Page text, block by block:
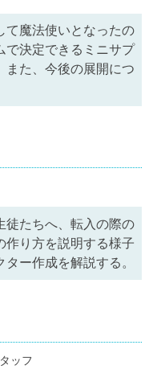
て魔法使いとなったの
で決定できるミニサプ
また、今後の展開につ
徒たちへ、転入の際の
作り方を説明する様子
ー作成を解説する。
ッフ